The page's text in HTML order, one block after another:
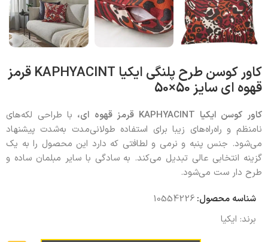
کاور کوسن طرح پلنگی ایکیا KAPHYACINT قرمز
قهوه ای سایز 50×50
کاور کوسن ایکیا KAPHYACINT قرمز قهوه ای،
با طراحی لکه‌های
نامنظم و راه‌راه‌های زیبا برای استفاده طولانی‌مدت به‌شدت پیشنهاد
می‌شود. جنس پنبه و نرمی و لطافتی که دارد این محصول را به یک
گزینه انتخابی عالی تبدیل می‌کند. به‌ سادگی با سایر مبلمان ساده و
طرح دار ست می‌شود.
شناسه محصول:10554226
برند: ایکیا